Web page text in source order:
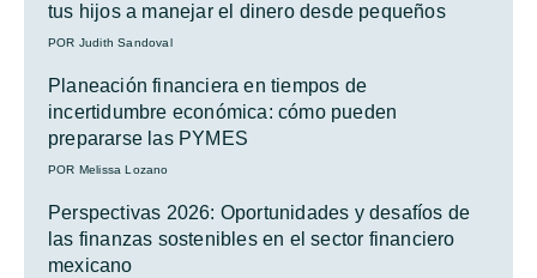
tus hijos a manejar el dinero desde pequeños
POR Judith Sandoval
Planeación financiera en tiempos de
incertidumbre económica: cómo pueden
prepararse las PYMES
POR Melissa Lozano
Perspectivas 2026: Oportunidades y desafíos de
las finanzas sostenibles en el sector financiero
mexicano